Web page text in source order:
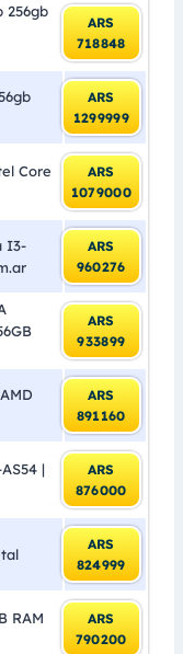
256gb
ARS
718848
ARS
1299999
Core
ARS
1079000
I3-
ARS
960276
ARS
933899
ARS
891160
|
ARS
876000
ARS
824999
RAM
ARS
790200